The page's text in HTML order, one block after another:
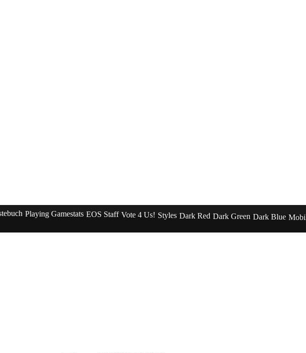
Playing Gamestats EOS Staff Vote 4 Us! Styles Dark Red Dark Green Dark Blue